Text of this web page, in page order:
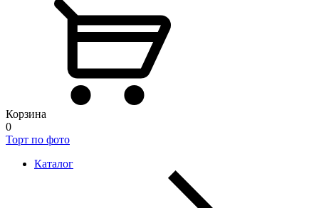
Корзина
0
Торт по фото
Каталог